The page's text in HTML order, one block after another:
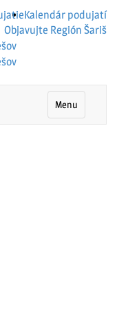
Kalendár podujatí
Objavujte Región Šariš
Menu